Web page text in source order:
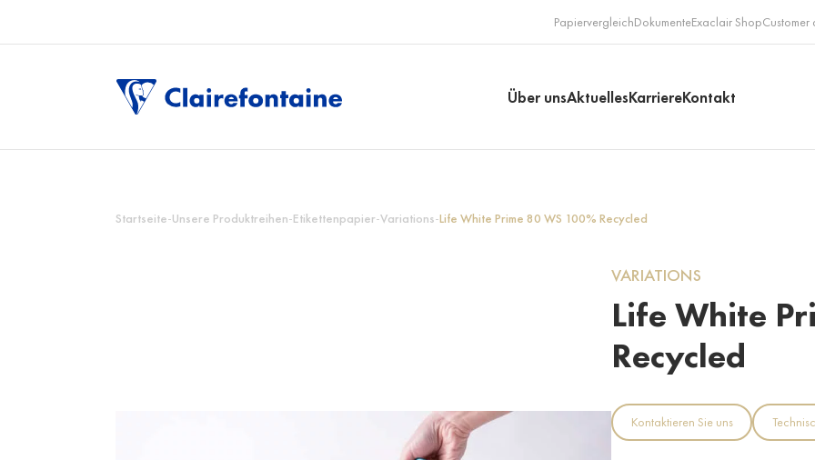
PapiervergleichDokumenteExaclair ShopCustomer
Über unsAktuellesKarriereKontakt
Startseite-Unsere Produktreihen-Etikettenpapier-Variations-Life White Prime 80 WS 100% Recycled
VARIATIONS
Life White
Recycled
Kontaktieren Sie uns